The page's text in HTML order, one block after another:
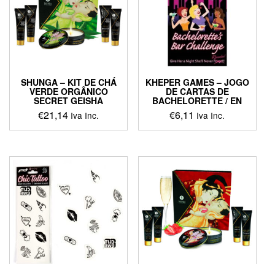
SHUNGA – KIT DE CHÁ
VERDE ORGÂNICO
SECRET GEISHA
€21,14 Iva Inc.
KHEPER GAMES – JOGO
DE CARTAS DE
BACHELORETTE / EN
€6,11 Iva Inc.